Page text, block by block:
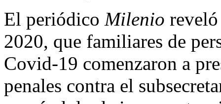
El periódico Milenio
2020, que familiares de
Covid-19 comenzaron a
penales contra el